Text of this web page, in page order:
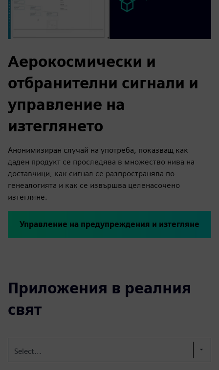
Аерокосмически и
отбранителни сигнали и
управление на
изтеглянето
Анонимизиран случай на употреба, показващ как
даден продукт се проследява в множество нива на
доставчици, как сигнал се разпространява по
генеалогията и как се извършва целенасочено
изтегляне.
Управление на предупреждения и изтегляне
Приложения в реалния
свят
Select...